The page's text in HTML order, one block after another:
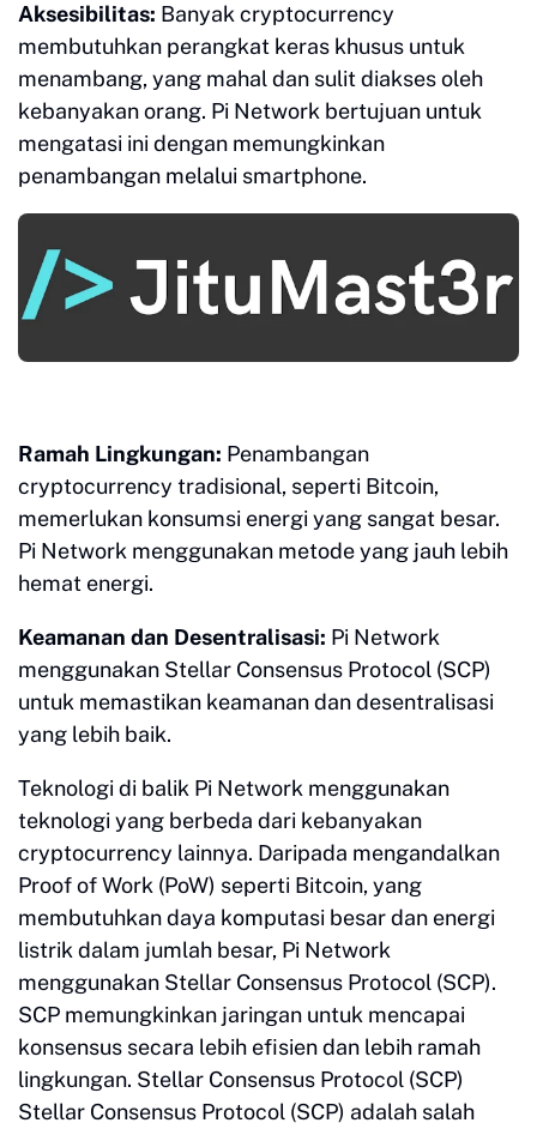
Aksesibilitas: Banyak cryptocurrency
membutuhkan perangkat keras khusus untuk
menambang, yang mahal dan sulit diakses oleh
kebanyakan orang. Pi Network bertujuan untuk
mengatasi ini dengan memungkinkan
penambangan melalui smartphone.
Ramah Lingkungan: Penambangan
cryptocurrency tradisional, seperti Bitcoin,
memerlukan konsumsi energi yang sangat besar.
Pi Network menggunakan metode yang jauh lebih
hemat energi.
Keamanan dan Desentralisasi: Pi Network
menggunakan Stellar Consensus Protocol (SCP)
untuk memastikan keamanan dan desentralisasi
yang lebih baik.
Teknologi di balik Pi Network menggunakan
teknologi yang berbeda dari kebanyakan
cryptocurrency lainnya. Daripada mengandalkan
Proof of Work (PoW) seperti Bitcoin, yang
membutuhkan daya komputasi besar dan energi
listrik dalam jumlah besar, Pi Network
menggunakan Stellar Consensus Protocol (SCP).
SCP memungkinkan jaringan untuk mencapai
konsensus secara lebih efisien dan lebih ramah
lingkungan. Stellar Consensus Protocol (SCP)
Stellar Consensus Protocol (SCP) adalah salah